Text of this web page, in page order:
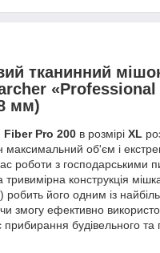
тканинний
мм)
Fiber Pro 200 в розмірі XL
максимальний об'єм і
роботи з господарськими
тривимірна конструкція
) робить його одним із
змогу ефективно
прибирання будівельного